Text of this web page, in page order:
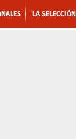
LA SELECCIÓN